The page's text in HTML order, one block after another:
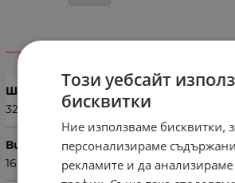
Ширина (см)
32
Височина (см)
16
Този уебсайт
бисквитки
Ние използваме бисквитки,
персонализираме
рекламите и да